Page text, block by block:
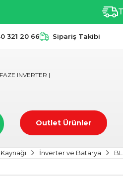
321 20 66 Sipariş Takibi
Outlet Ürünler
İnverter ve Batarya